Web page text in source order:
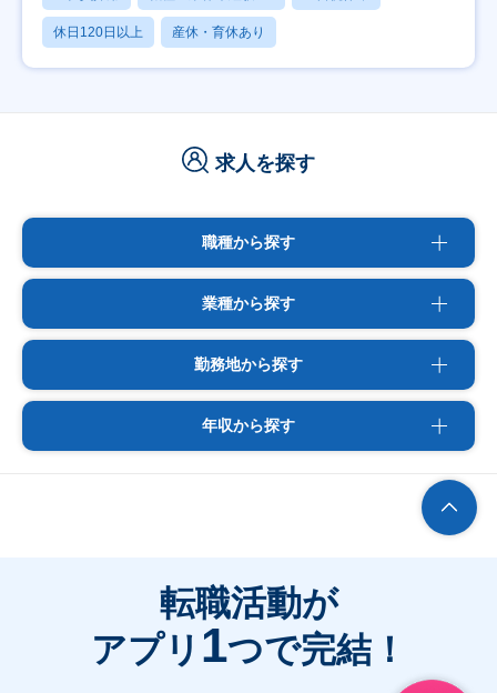
休日120日以上 産休・育休あり
求人を探す
職種から探す
業種から探す
勤務地から探す
年収から探す
転職活動が
アプリ 1つで完結！